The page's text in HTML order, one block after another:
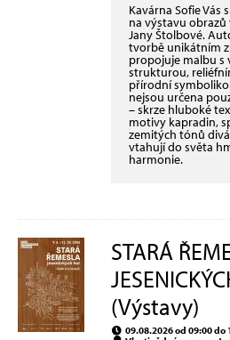
Kavárna Sofie Vás
na výstavu
Jany Štolbové.
tvorbě unikátním
propojuje malbu s
strukturou,
přírodní
nejsou určena
– skrze hluboké
motivy kapradin,
zemitých tónů
vtahují do světa
harmonie.
STARÁ
(Výstavy)
09.08.2026 od 09:00 do